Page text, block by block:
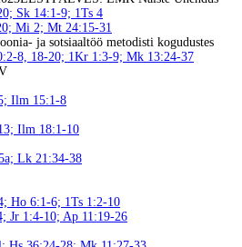
Sk 14:1-9; 1Ts 4
Mi 2; Mt 24:15-31
ja sotsiaaltöö metodisti kogudustes
8, 18-20; 1Kr 1:3-9; Mk 13:24-37
Ilm 15:1-8
Ilm 18:1-10
Lk 21:34-38
Ho 6:1-6; 1Ts 1:2-10
Jr 1:4-10; Ap 11:19-26